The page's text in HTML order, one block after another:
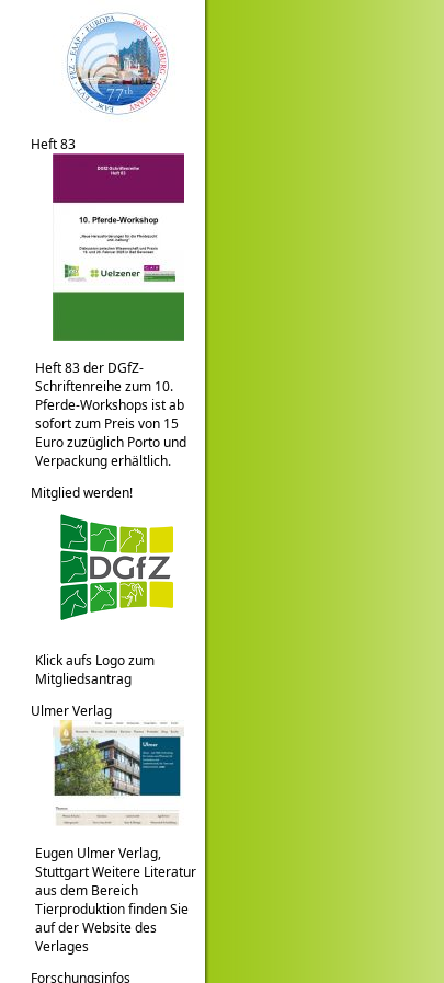
Heft 83
Heft 83 der DGfZ-
Schriftenreihe zum 10.
Pferde-Workshops ist ab
sofort zum Preis von 15
Euro zuzüglich Porto und
Verpackung erhältlich.
Mitglied werden!
Klick aufs Logo zum
Mitgliedsantrag
Ulmer Verlag
Eugen Ulmer Verlag,
Stuttgart Weitere Literatur
aus dem Bereich
Tierproduktion finden Sie
auf der Website des
Verlages
Forschungsinfos